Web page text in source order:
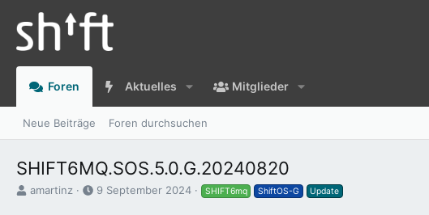
Foren Aktuelles Mitglieder
Neue Beiträge Foren durchsuchen
SHIFT6MQ.SOS.5.0.G.20240820
E
amartinz
E
9 September 2024 SHIFT6mq ShiftOS-G Update